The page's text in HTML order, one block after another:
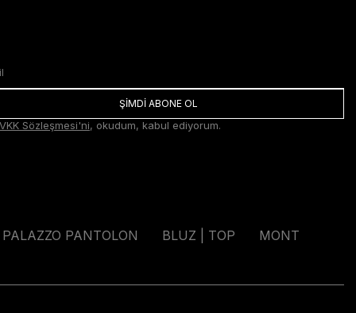
ŞİMDİ ABONE OL
Sözleşmesi'ni, okudum, kabul ediyorum.
PALAZZO PANTOLON BLUZ | TOP MONT